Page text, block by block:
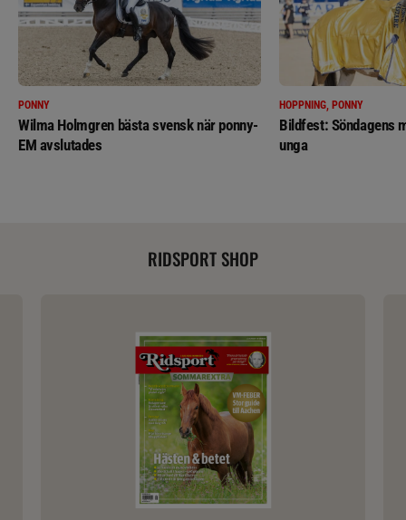
PONNY
Wilma Holmgren bästa svensk när ponny-
EM avslutades
HOPPNING, PONNY
Bildfest: Söndagens
unga
RIDSPORT SHOP